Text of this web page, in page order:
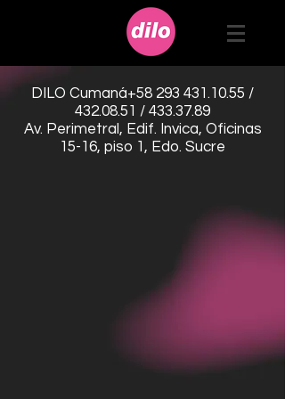
DILO Cumaná+58 293 431.10.55 /
432.08.51 / 433.37.89
Av. Perimetral, Edif. Invica, Oficinas
15-16, piso 1, Edo. Sucre